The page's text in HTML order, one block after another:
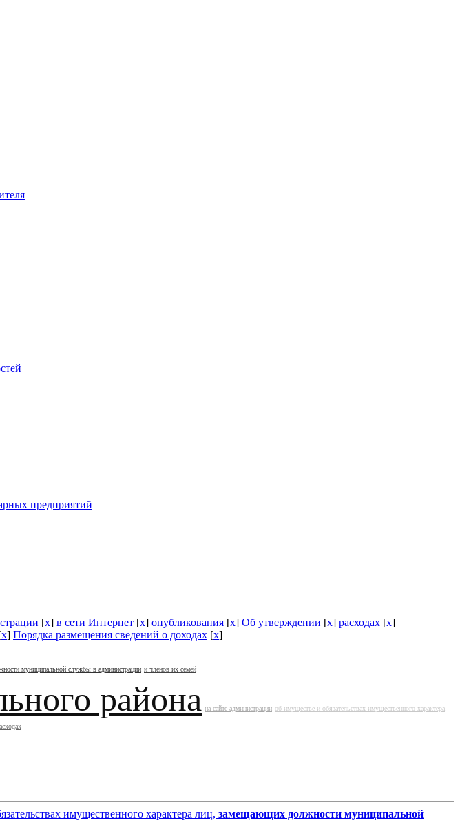
предприятий
[x] в сети Интернет [x] опубликования [x] Об утверждении [x] расходах [x]
x] Порядка размещения сведений о доходах [x]
муниципальной службы в администрации и членов их семей
района на сайте администрации об имуществе и обязательствах имущественного характера
имущественного характера лиц, замещающих должности муниципальной